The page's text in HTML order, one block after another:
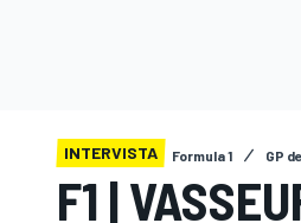
INTERVISTA Formula 1 GP
F1 |